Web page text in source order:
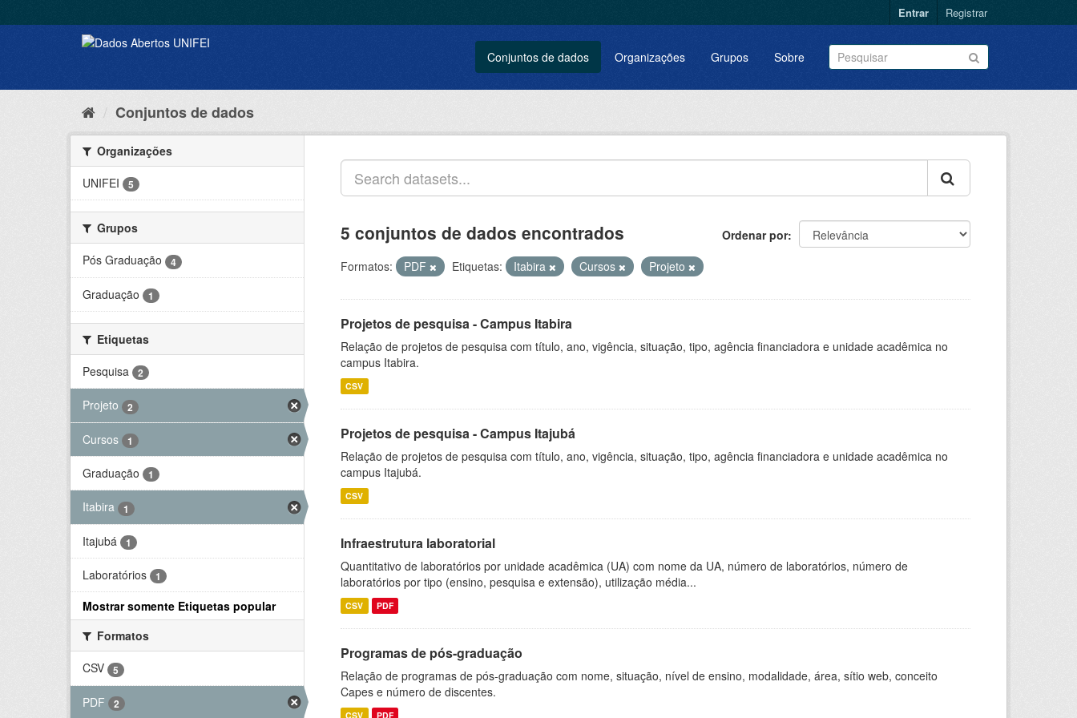
Entrar Registrar
Conjuntos de dados Organizações Grupos Sobre
Conjuntos de dados
Organizações
UNIFEI
5
Grupos
Pós Graduação
4
Graduação 1
Etiquetas
Pesquisa
2
Projeto 2
Cursos 1
Graduação 1
Itabira 1
Itajubá 1
Laboratórios 1
Mostrar somente Etiquetas popular
Formatos
CSV
5
PDF 2
Ordenar por
5 conjuntos de dados encontrados
Formatos: PDF Etiquetas: Itabira Cursos Projeto
Projetos de pesquisa - Campus Itabira
Relação de projetos de pesquisa com título, ano, vigência, situação, tipo, agência financiadora e unidade acadêmica no
campus Itabira.
CSV
Projetos de pesquisa - Campus Itajubá
Relação de projetos de pesquisa com título, ano, vigência, situação, tipo, agência financiadora e unidade acadêmica no
campus Itajubá.
CSV
Infraestrutura laboratorial
Quantitativo de laboratórios por unidade acadêmica (UA) com nome da UA, número de laboratórios, número de
laboratórios por tipo (ensino, pesquisa e extensão), utilização média...
CSV PDF
Programas de pós-graduação
Relação de programas de pós-graduação com nome, situação, nível de ensino, modalidade, área, sítio web, conceito
Capes e número de discentes.
CSV PDF